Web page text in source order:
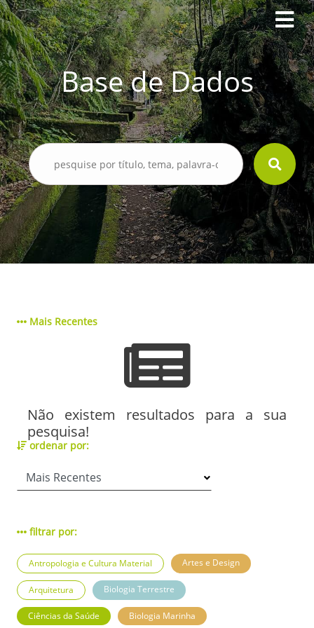
Base de Dados
Mais Recentes
Não existem resultados para a sua
pesquisa!
ordenar por:
filtrar por:
Antropologia e Cultura Material Artes e Design
Arquitetura Biologia Terrestre
Ciências da Saúde Biologia Marinha